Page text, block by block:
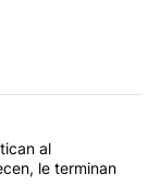
al
le terminan